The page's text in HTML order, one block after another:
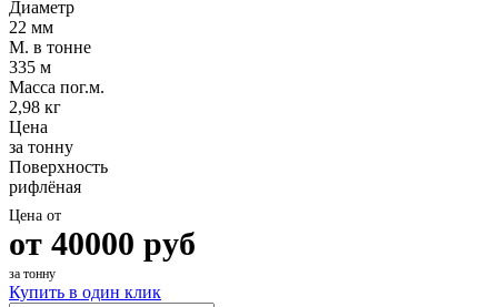
Диаметр
22 мм
М. в тонне
335 м
Масса пог.м.
2,98 кг
Цена
за тонну
Поверхность
рифлёная
Цена от
от 40000 руб
за тонну
Купить в один клик